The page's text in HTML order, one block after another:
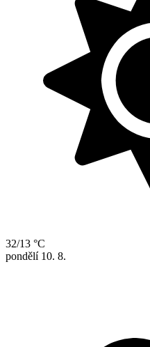
32/13 °C
pondělí 10. 8.